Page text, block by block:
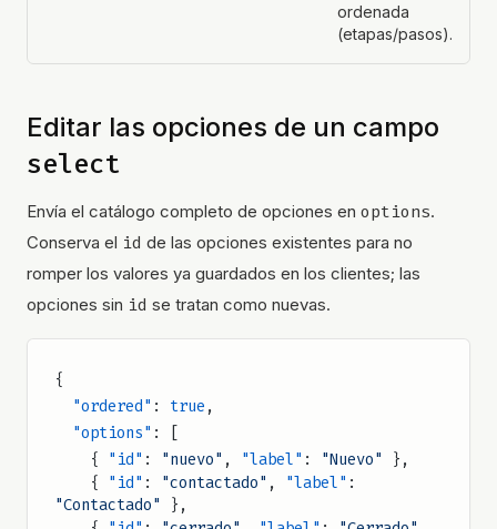
ordenada
(etapas/pasos).
Editar las opciones de un campo
select
Envía el catálogo completo de opciones en options.
Conserva el id de las opciones existentes para no
romper los valores ya guardados en los clientes; las
opciones sin id se tratan como nuevas.
{
  "ordered"
: true ,
  "options"
: [
    {
"id" : "nuevo" , "label" : "Nuevo"
},
    {
"id" : "contactado" , "label"
"Contactado"
},